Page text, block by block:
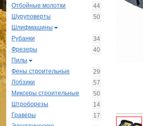
Отбойные молотки
44
Шуруповерты
50
Шлифмашины
Рубанки
34
Фрезеры
40
Пилы
Фены строительные
29
Лобзики
57
Миксеры строительные
50
Штроборезы
14
Граверы
17